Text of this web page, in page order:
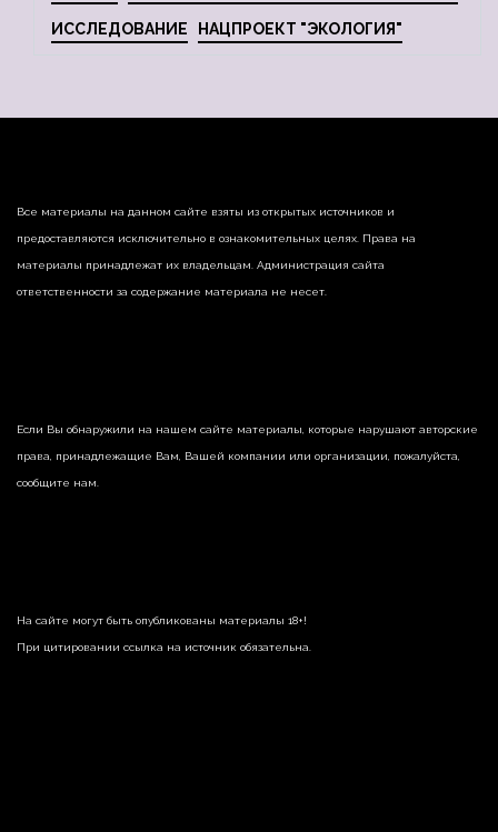
ИССЛЕДОВАНИЕ НАЦПРОЕКТ "ЭКОЛОГИЯ"
Все материалы на данном сайте взяты из открытых источников и
предоставляются исключительно в ознакомительных целях. Права на
материалы принадлежат их владельцам. Администрация сайта
ответственности за содержание материала не несет.
Если Вы обнаружили на нашем сайте материалы, которые нарушают авторские
права, принадлежащие Вам, Вашей компании или организации, пожалуйста,
сообщите нам.
На сайте могут быть опубликованы материалы 18+!
При цитировании ссылка на источник обязательна.